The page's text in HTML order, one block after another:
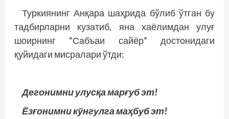
Туркиянинг Анқара шаҳрида бўлиб ўтган бу
тадбирларни кузатиб, яна хаёлимдан улуғ
шоирнинг “Сабъаи сайёр” достонидаги
қуйидаги мисралари ўтди:
Дегонимни улусқа марғуб эт!
Ёзғонимни кўнгулга маҳбуб эт!